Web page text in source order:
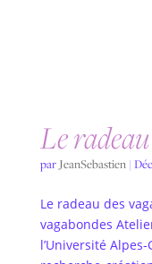
Le
par JeanSebastien|
Le radeau des
vagabondes
l’Université